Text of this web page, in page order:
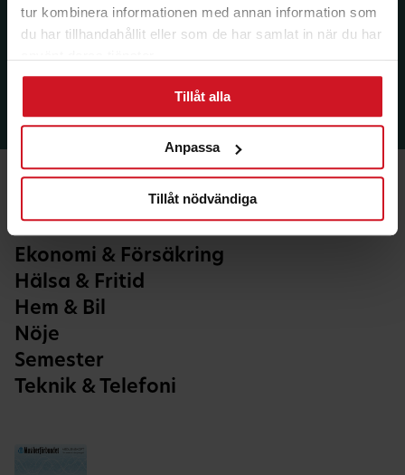
tur kombinera informationen med annan information som
du har tillhandahållit eller som de har samlat in när du har
Tillåt alla
Anpassa
Tillåt nödvändiga
Ekonomi & Försäkring
Hälsa & Fritid
Hem & Bil
Nöje
Semester
Teknik & Telefoni